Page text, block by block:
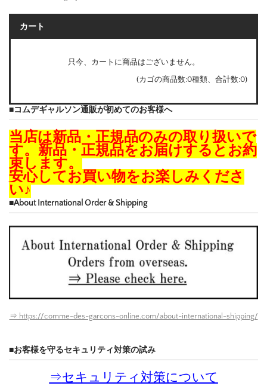
カート
只今、カートに商品はございません。
(カゴの商品数:0種類、合計数:0)
■コムデギャルソン通販が初めてのお客様へ
当店は新品・正規品のみの取り扱いで
す。新品・正規品をお届けするとお約
束します。
安心してお買い物をお楽しみくださ
い♪
■About International Order & Shipping
⇒ https://comme-des-garcons-online.com/about-international-shipping/
■お客様を守るセキュリティ対策の試み
⇒セキュリティ対策について